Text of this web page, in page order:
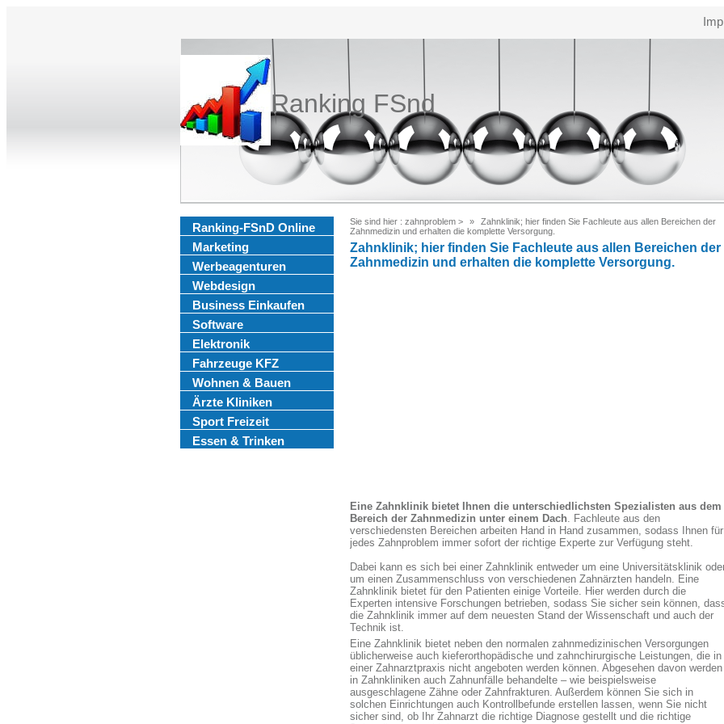
Ranking FSnd
Ranking-FSnD Online
Marketing
Werbeagenturen
Webdesign
Business Einkaufen
Software
Elektronik
Fahrzeuge KFZ
Wohnen & Bauen
Ärzte Kliniken
Sport Freizeit
Essen & Trinken
Sie sind hier : zahnproblem >
Zahnklinik; hier finden Sie Fachleute aus allen Bereichen der
Zahnmedizin und erhalten die komplette Versorgung.
Zahnklinik; hier finden Sie Fachleute aus allen Bereichen der
Zahnmedizin und erhalten die komplette Versorgung.
Eine Zahnklinik bietet Ihnen die unterschiedlichsten Spezialisten aus dem
Bereich der Zahnmedizin unter einem Dach. Fachleute aus den
verschiedensten Bereichen arbeiten Hand in Hand zusammen, sodass Ihnen für
jedes Zahnproblem immer sofort der richtige Experte zur Verfügung steht.
Dabei kann es sich bei einer Zahnklinik entweder um eine Universitätsklinik
um einen Zusammenschluss von verschiedenen Zahnärzten handeln. Eine
Zahnklinik bietet für den Patienten einige Vorteile. Hier werden durch die
Experten intensive Forschungen betrieben, sodass Sie sicher sein können,
die Zahnklinik immer auf dem neuesten Stand der Wissenschaft und auch der
Technik ist.
Eine Zahnklinik bietet neben den normalen zahnmedizinischen Versorgungen
üblicherweise auch kieferorthopädische und zahnchirurgische Leistungen, die in
einer Zahnarztpraxis nicht angeboten werden können. Abgesehen davon werden
in Zahnkliniken auch Zahnunfälle behandelte – wie beispielsweise
ausgeschlagene Zähne oder Zahnfrakturen. Außerdem können Sie sich in
solchen Einrichtungen auch Kontrollbefunde erstellen lassen, wenn Sie nicht
sicher sind, ob Ihr Zahnarzt die richtige Diagnose gestellt und die richtige